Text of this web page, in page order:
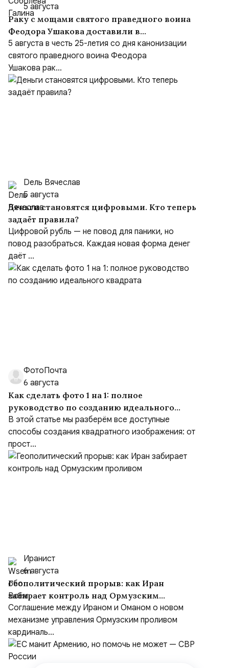
5 августа
Раку с мощами святого праведного воина
Феодора Ушакова доставили в
Кафедральный собор праведного Феодора
Ушакова в Саранске
5 августа в честь 25-летия со дня канонизации
святого праведного воина Феодора
Ушакова рак...
Dель Вячеслав
5 августа
Деньги становятся цифровыми. Кто теперь
задаёт правила?
Цифровой рубль — не повод для паники, но
повод разобраться. Каждая новая форма денег
даёт ...
ФотоПочта
6 августа
Как сделать фото 1 на 1: полное
руководство по созданию идеального
квадрата
В этой статье мы разберём все доступные
способы создания квадратного изображения: от
прост...
Иранист
6 августа
Геополитический прорыв: как Иран
забирает контроль над Ормузским
проливом
Соглашение между Ираном и Оманом о новом
механизме управления Ормузским проливом
кардиналь...